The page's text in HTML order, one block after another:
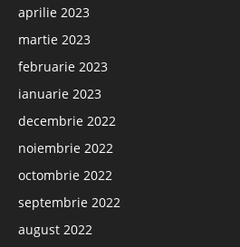
aprilie 2023
martie 2023
februarie 2023
ianuarie 2023
decembrie 2022
noiembrie 2022
octombrie 2022
septembrie 2022
august 2022